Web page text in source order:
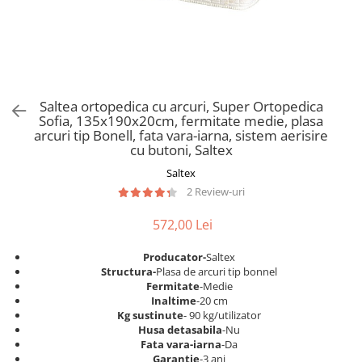
Saltele Memory Pocket
Saltele cu plasa arcuri
Saltele cu spuma poliuretanica
Saltele 140x200
Saltele 160x200
Saltele 180x200
Top saltele
Scaune pentru living
Seturi comode living si vitrine
Etajere Birou
Dulap birou
Birouri
Scaune pentru birou
Scaune pentru vizitatori
Scaune birou copii
Scaune resigilate
Scaune terasa si outdoor
Saltea ortopedica cu arcuri, Super Ortopedica
Sofia, 135x190x20cm, fermitate medie, plasa
arcuri tip Bonell, fata vara-iarna, sistem aerisire
cu butoni, Saltex
Saltex
2 Review-uri
572,00 Lei
Producator-Saltex
Structura-Plasa de arcuri tip bonnel
Fermitate-Medie
Inaltime-20 cm
Kg sustinute- 90 kg/utilizator
Husa detasabila-Nu
Fata vara-iarna-Da
Garantie-3 ani